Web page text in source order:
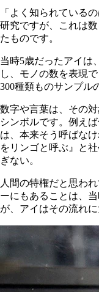
「よく知られている
研究ですが、これは
たものです。
当時5歳だったアイは
し、モノの数を表現
300種類ものサンプル
数字や言葉は、その
シンボルです。例え
は、本来そう呼ばな
をリンゴと呼ぶ』と
ぎない。
人間の特権だと思わ
ーにもあることは、
が、アイはその流れ